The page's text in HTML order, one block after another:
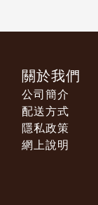
關於我們
公司簡介
配送方式
隱私政策
網上說明